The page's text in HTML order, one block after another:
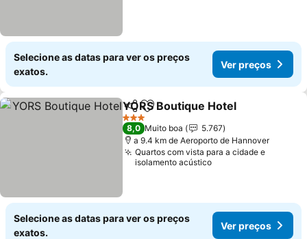
Selecione as datas para ver os preços
exatos.
Ver preços
PartilharAdicionar aos favoritos
YORS Boutique Hotel
3 Estrelas
8,0 Muito boa
5.767
a 9.4 km de Aeroporto de Hannover
Quartos com vista para a cidade e
isolamento acústico
Selecione as datas para ver os preços
exatos.
Ver preços